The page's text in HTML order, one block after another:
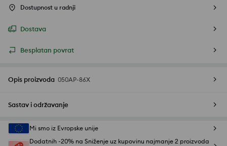
Dostupnost u radnji
Dostava
Besplatan povrat
Opis proizvoda 050AP-86X
Sastav i održavanje
Mi smo iz Evropske unije
Dodatnih -20% na Sniženje uz kupovinu najmanje 2 proizvoda